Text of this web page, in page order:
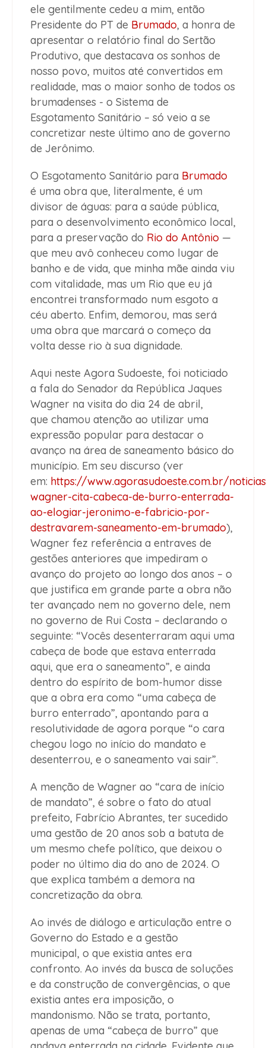
ele gentilmente cedeu a mim, então
Presidente do PT de Brumado, a honra de
apresentar o relatório final do Sertão
Produtivo, que destacava os sonhos de
nosso povo, muitos até convertidos em
realidade, mas o maior sonho de todos os
brumadenses - o Sistema de
Esgotamento Sanitário – só veio a se
concretizar neste último ano de governo
de Jerônimo.
O Esgotamento Sanitário para Brumado
é uma obra que, literalmente, é um
divisor de águas: para a saúde pública,
para o desenvolvimento econômico local,
para a preservação do Rio do Antônio —
que meu avô conheceu como lugar de
banho e de vida, que minha mãe ainda viu
com vitalidade, mas um Rio que eu já
encontrei transformado num esgoto a
céu aberto. Enfim, demorou, mas será
uma obra que marcará o começo da
volta desse rio à sua dignidade.
Aqui neste Agora Sudoeste, foi noticiado
a fala do Senador da República Jaques
Wagner na visita do dia 24 de abril,
que chamou atenção ao utilizar uma
expressão popular para destacar o
avanço na área de saneamento básico do
município. Em seu discurso (ver
em: https://www.agorasudoeste.com.br/
wagner-cita-cabeca-de-burro-enterrada-
ao-elogiar-jeronimo-e-fabricio-por-
destravarem-saneamento-em-brumado),
Wagner fez referência a entraves de
gestões anteriores que impediram o
avanço do projeto ao longo dos anos – o
que justifica em grande parte a obra não
ter avançado nem no governo dele, nem
no governo de Rui Costa – declarando o
seguinte: “Vocês desenterraram aqui uma
cabeça de bode que estava enterrada
aqui, que era o saneamento”, e ainda
dentro do espírito de bom-humor disse
que a obra era como “uma cabeça de
burro enterrado”, apontando para a
resolutividade de agora porque “o cara
chegou logo no início do mandato e
desenterrou, e o saneamento vai sair”.
A menção de Wagner ao “cara de início
de mandato”, é sobre o fato do atual
prefeito, Fabrício Abrantes, ter sucedido
uma gestão de 20 anos sob a batuta de
um mesmo chefe político, que deixou o
poder no último dia do ano de 2024. O
que explica também a demora na
concretização da obra.
Ao invés de diálogo e articulação entre o
Governo do Estado e a gestão
municipal, o que existia antes era
confronto. Ao invés da busca de soluções
e da construção de convergências, o que
existia antes era imposição, o
mandonismo. Não se trata, portanto,
apenas de uma “cabeça de burro” que